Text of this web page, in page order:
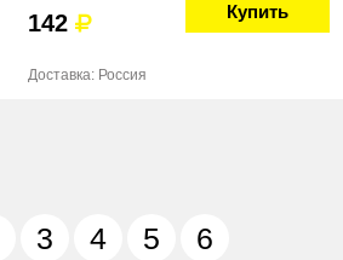
142 Купить
Доставка: Россия
3 4 5 6